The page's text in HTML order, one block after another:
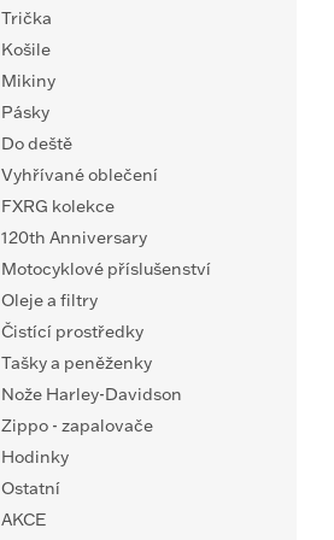
Trička
Košile
Mikiny
Pásky
Do deště
Vyhřívané oblečení
FXRG kolekce
120th Anniversary
Motocyklové příslušenství
Oleje a filtry
Čistící prostředky
Tašky a peněženky
Nože Harley-Davidson
Zippo - zapalovače
Hodinky
Ostatní
AKCE